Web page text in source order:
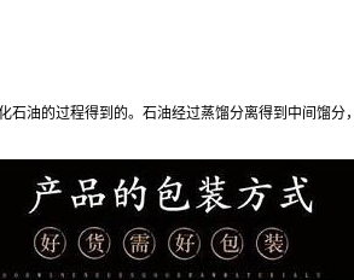
石油的过程得到的。石油经过蒸馏分离得到中间馏